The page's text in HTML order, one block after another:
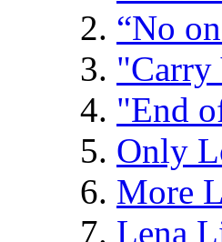
“No
"Carry
"End
Only
More
Lena